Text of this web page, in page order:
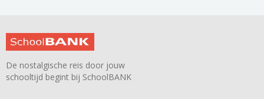
De nostalgische reis door jouw
schooltijd begint bij SchoolBANK